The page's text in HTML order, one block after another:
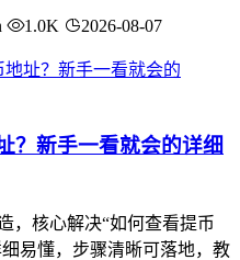
1.0K 2026-08-07
？新手一看就会的详细
，核心解决“如何查看提币
易懂，步骤清晰可落地，教